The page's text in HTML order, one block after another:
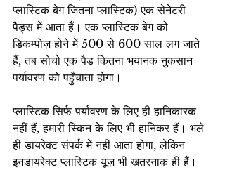
प्लास्टिक बेग जितना प्लास्टिक) एक सेनेटरी
पैड्स में आता हैं। एक प्लास्टिक बेग को
डिकम्पोज़ होने में 500 से 600 साल लग जाते
हैं, तब सोचो एक पैड कितना भयानक नुकसान
पर्यावरण को पहुँचाता होगा।
प्लास्टिक सिर्फ पर्यावरण के लिए ही हानिकारक
नहीं हैं, हमारी स्किन के लिए भी हानिकर हैं। भले
ही डायरेक्ट संपर्क में नहीं आता होगा, लेकिन
इनडायरेक्ट प्लास्टिक यूज़ भी खतरनाक ही हैं।